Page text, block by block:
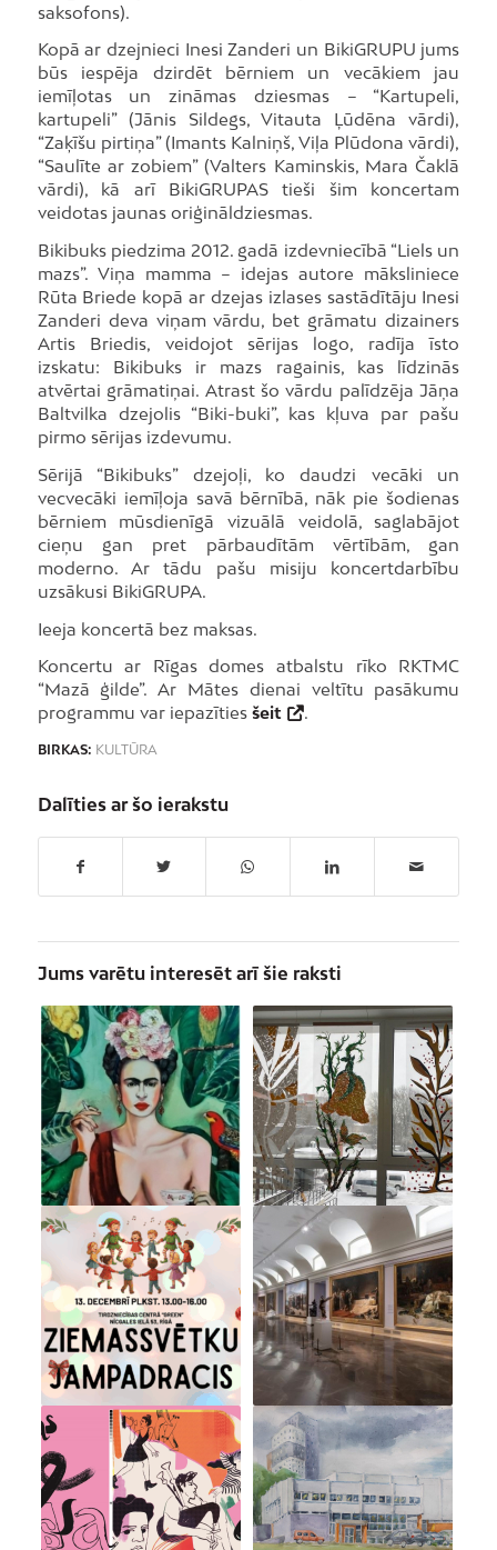
saksofons).
Kopā ar dzejnieci Inesi Zanderi un BikiGRUPU jums
būs iespēja dzirdēt bērniem un vecākiem jau
iemīļotas un zināmas dziesmas – “Kartupeli,
kartupeli” (Jānis Sildegs, Vitauta Ļūdēna vārdi),
“Zaķīšu pirtiņa” (Imants Kalniņš, Viļa Plūdona vārdi),
“Saulīte ar zobiem” (Valters Kaminskis, Mara Čaklā
vārdi), kā arī BikiGRUPAS tieši šim koncertam
veidotas jaunas oriģināldziesmas.
Bikibuks piedzima 2012. gadā izdevniecībā “Liels un
mazs”. Viņa mamma – idejas autore māksliniece
Rūta Briede kopā ar dzejas izlases sastādītāju Inesi
Zanderi deva viņam vārdu, bet grāmatu dizainers
Artis Briedis, veidojot sērijas logo, radīja īsto
izskatu: Bikibuks ir mazs ragainis, kas līdzinās
atvērtai grāmatiņai. Atrast šo vārdu palīdzēja Jāņa
Baltvilka dzejolis “Biki-buki”, kas kļuva par pašu
pirmo sērijas izdevumu.
Sērijā “Bikibuks” dzejoļi, ko daudzi vecāki un
vecvecāki iemīļoja savā bērnībā, nāk pie šodienas
bērniem mūsdienīgā vizuālā veidolā, saglabājot
cieņu gan pret pārbaudītām vērtībām, gan
moderno. Ar tādu pašu misiju koncertdarbību
uzsākusi BikiGRUPA.
Ieeja koncertā bez maksas.
Koncertu ar Rīgas domes atbalstu rīko RKTMC
“Mazā ģilde”. Ar Mātes dienai veltītu pasākumu
programmu var iepazīties šeit .
BIRKAS: KULTŪRA
Dalīties ar šo ierakstu
Jums varētu interesēt arī šie raksti